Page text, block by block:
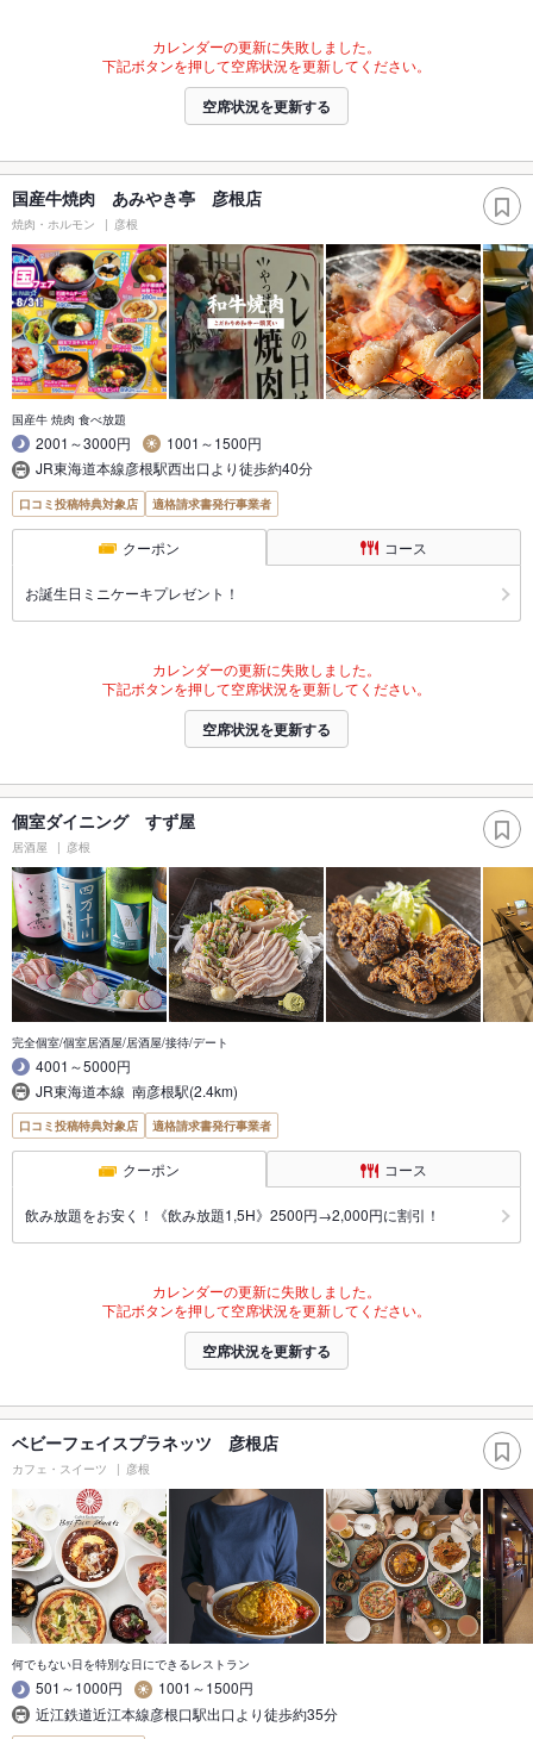
カレンダーの更新に失敗しました。
下記ボタンを押して空席状況を更新してください。
空席状況を更新する
国産牛焼肉 あみやき亭 彦根店
焼肉・ホルモン 彦根
国産牛 焼肉 食べ放題
2001～3000円
1001～1500円
JR東海道本線彦根駅西出口より徒歩約40分
口コミ投稿特典対象店 適格請求書発行事業者
クーポン コース
お誕生日ミニケーキプレゼント！
カレンダーの更新に失敗しました。
下記ボタンを押して空席状況を更新してください。
空席状況を更新する
個室ダイニング すず屋
居酒屋 彦根
完全個室/個室居酒屋/居酒屋/接待/デート
4001～5000円
JR東海道本線 南彦根駅(2.4km)
口コミ投稿特典対象店 適格請求書発行事業者
クーポン コース
飲み放題をお安く！《飲み放題1,5H》2500円→2,000円に割引！
カレンダーの更新に失敗しました。
下記ボタンを押して空席状況を更新してください。
空席状況を更新する
ベビーフェイスプラネッツ 彦根店
カフェ・スイーツ 彦根
何でもない日を特別な日にできるレストラン
501～1000円
1001～1500円
近江鉄道近江本線彦根口駅出口より徒歩約35分